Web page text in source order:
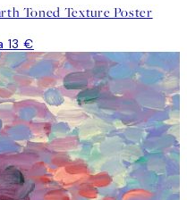
Toned Texture Poster
13 €